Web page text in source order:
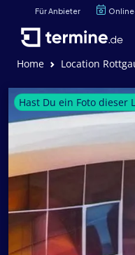
Für Anbieter
Home Location
Hast Du ein Foto dieser